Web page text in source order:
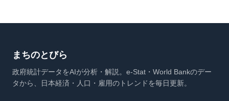
まちのとびら
政府統計データをAIが分析・解説。e-Stat・World Bankのデー
タから、日本経済・人口・雇用のトレンドを毎日更新。